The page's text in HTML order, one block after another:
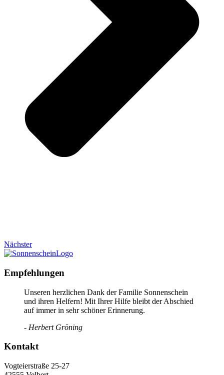
Nächster
Empfehlungen
Unseren herzlichen Dank der Familie Sonnenschein
und ihren Helfern! Mit Ihrer Hilfe bleibt der Abschied
auf immer in sehr schöner Erinnerung.
- Herbert Gröning
Kontakt
Vogteierstraße 25-27